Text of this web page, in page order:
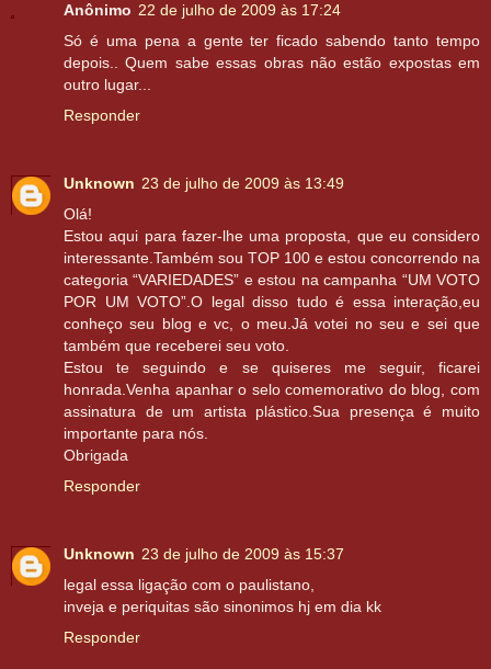
Anônimo 22 de julho de 2009 às 17:24
Só é uma pena a gente ter ficado sabendo tanto tempo
depois.. Quem sabe essas obras não estão expostas em
outro lugar...
Responder
Unknown 23 de julho de 2009 às 13:49
Olá!
Estou aqui para fazer-lhe uma proposta, que eu considero
interessante.Também sou TOP 100 e estou concorrendo na
categoria “VARIEDADES” e estou na campanha “UM VOTO
POR UM VOTO”.O legal disso tudo é essa interação,eu
conheço seu blog e vc, o meu.Já votei no seu e sei que
também que receberei seu voto.
Estou te seguindo e se quiseres me seguir, ficarei
honrada.Venha apanhar o selo comemorativo do blog, com
assinatura de um artista plástico.Sua presença é muito
importante para nós.
Obrigada
Responder
Unknown 23 de julho de 2009 às 15:37
legal essa ligação com o paulistano,
inveja e periquitas são sinonimos hj em dia kk
Responder